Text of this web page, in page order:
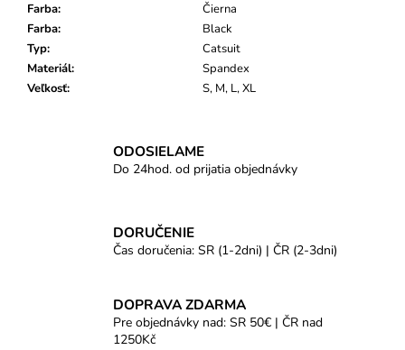
Farba:
Čierna
Farba:
Black
Typ:
Catsuit
Materiál:
Spandex
Veľkosť: S, M, L, XL
ODOSIELAME
Do 24hod. od prijatia objednávky
DORUČENIE
Čas doručenia: SR (1-2dni) | ČR (2-3dni)
DOPRAVA ZDARMA
Pre objednávky nad: SR 50€ | ČR nad
1250Kč